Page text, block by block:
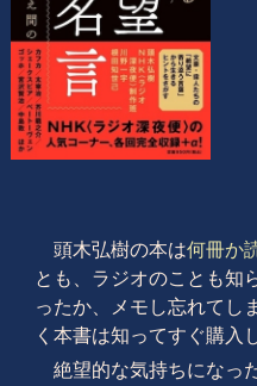
頭木弘樹の本は何冊か
とも、ラジオのことも知
ったか、メモし忘れてし
く本書は知ってすぐ購入
絶望的な気持ちになっ